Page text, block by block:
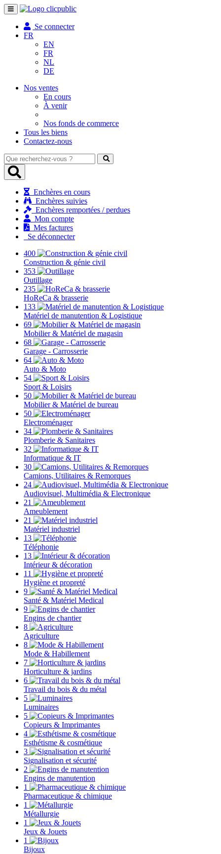
Toggle
navigation
Se connecter
FR
EN
FR
NL
DE
Nos ventes
En cours
À venir
Nos fonds de commerce
Tous les biens
Contactez-nous
Que
recherchez-
vous
Enchères en cours
Enchères suivies
Enchères remportées / perdues
Mon compte
Mes factures
Se déconnecter
400
Construction & génie civil
353
Outillage
235
HoReCa & brasserie
133
Matériel de manutention & Logistique
69
Mobilier & Matériel de magasin
68
Garage - Carrosserie
64
Auto & Moto
54
Sport & Loisirs
50
Mobilier & Matériel de bureau
50
Electroménager
34
Plomberie & Sanitaires
32
Informatique & IT
30
Camions, Utilitaires & Remorques
24
Audiovisuel, Multimédia & Electronique
21
Ameublement
21
Matériel industriel
13
Téléphonie
13
Intérieur & décoration
11
Hygiène et propreté
9
Santé & Matériel Medical
9
Engins de chantier
8
Agriculture
8
Mode & Habillement
7
Horticulture & jardins
6
Travail du bois & du métal
5
Luminaires
5
Copieurs & Imprimantes
4
Esthétisme & cosmétique
3
Signalisation et sécurité
2
Engins de manutention
1
Pharmaceutique & chimique
1
Métallurgie
1
Jeux & Jouets
1
Bijoux